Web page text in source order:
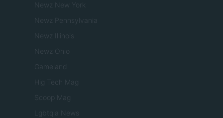
Newz New York
Newz Pennsylvania
Newz Illinois
Newz Ohio
Gameland
Hig Tech Mag
Scoop Mag
Lgbtqia News